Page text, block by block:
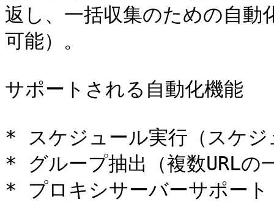
返し、一括収集のための自動
可能）。
サポートされる自動化機能
* スケジュール実行（スケジ
* グループ抽出（複数URLの
* プロキシサーバーサポート